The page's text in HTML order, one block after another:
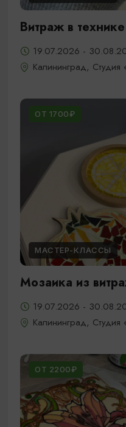
Витраж в
19.07.2026 -
Калининград, Студия
ОТ 1700₽
МАСТЕР-КЛАССЫ
Мозаика из
19.07.2026 -
Калининград, Студия
ОТ 2200₽